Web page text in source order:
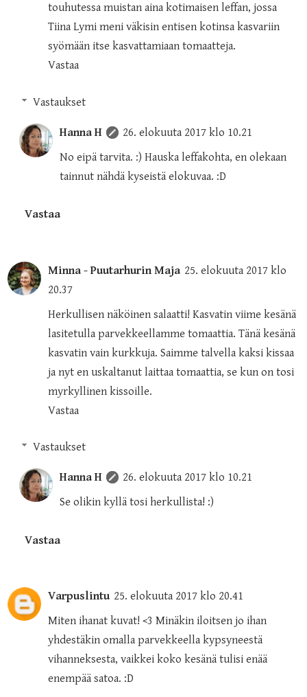
touhutessa muistan aina kotimaisen leffan, jossa
Tiina Lymi meni väkisin entisen kotinsa kasvariin
syömään itse kasvattamiaan tomaatteja.
Vastaa
Vastaukset
Hanna H
26. elokuuta 2017 klo 10.21
No eipä tarvita. :) Hauska leffakohta, en olekaan
tainnut nähdä kyseistä elokuvaa. :D
Vastaa
Minna - Puutarhurin Maja 25. elokuuta 2017 klo
20.37
Herkullisen näköinen salaatti! Kasvatin viime kesänä
lasitetulla parvekkeellamme tomaattia. Tänä kesänä
kasvatin vain kurkkuja. Saimme talvella kaksi kissaa
ja nyt en uskaltanut laittaa tomaattia, se kun on tosi
myrkyllinen kissoille.
Vastaa
Vastaukset
Hanna H
26. elokuuta 2017 klo 10.21
Se olikin kyllä tosi herkullista! :)
Vastaa
Varpuslintu 25. elokuuta 2017 klo 20.41
Miten ihanat kuvat! <3 Minäkin iloitsen jo ihan
yhdestäkin omalla parvekkeella kypsyneestä
vihanneksesta, vaikkei koko kesänä tulisi enää
enempää satoa. :D